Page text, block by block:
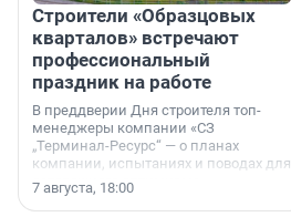
Строители «Образцовых
кварталов» встречают
профессиональный
праздник на работе
В преддверии Дня строителя топ-
менеджеры компании «СЗ
„Терминал-Ресурс“ — о планах
компании, испытаниях и поводах для
осторожного оптимизма.
7 августа, 18:00